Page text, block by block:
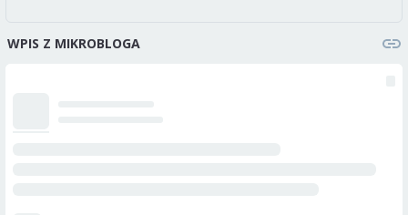
WPIS Z MIKROBLOGA